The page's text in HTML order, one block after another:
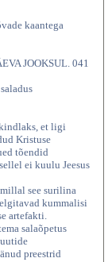
kaantega
JOOKSUL. 041
et ligi
Kristuse
tõendid
ei kuulu Jeesus
see surilina
kummalisi
artefakti.
salaõpetus
preestrid